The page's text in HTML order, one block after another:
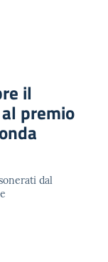
il
premio
dal